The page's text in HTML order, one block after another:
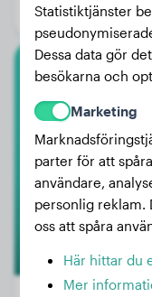
Kön:
Cox
Statistiktjänster
Dessa data gör
besökarna och
Marketing
parter för att
användare,
personlig reklam.
oss att spåra
Här hittar du
Mer